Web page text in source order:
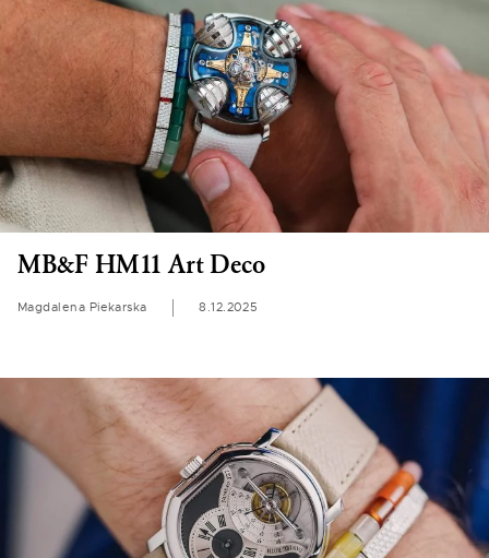
MB&F HM11 Art Deco
Magdalena Piekarska 8.12.2025